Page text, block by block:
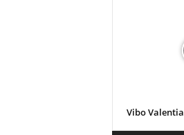
Vibo Valentia